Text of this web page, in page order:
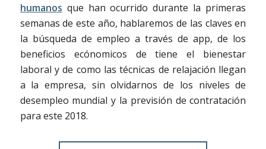
humanos que han ocurrido durante la primeras
semanas de este año, hablaremos de las claves en
la búsqueda de empleo a través de app, de los
beneficios ecónomicos de tiene el bienestar
laboral y de como las técnicas de relajación llegan
a la empresa, sin olvidarnos de los niveles de
desempleo mundial y la previsión de contratación
para este 2018.